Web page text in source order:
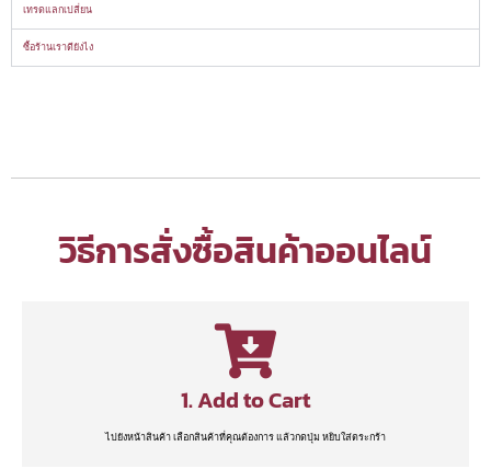
เทรดแลกเปลี่ยน
ซื้อร้านเราดียังไง
วิธีการสั่งซื้อสินค้าออนไลน์
1. Add to Cart
ไปยังหน้าสินค้า เลือกสินค้าที่คุณต้องการ แล้วกดปุ่ม หยิบใส่ตระกร้า